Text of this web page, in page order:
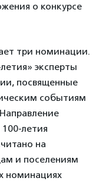
о конкурсе
три номинации.
эксперты
посвященные
событиям
летия
на
и поселениям
номинациях